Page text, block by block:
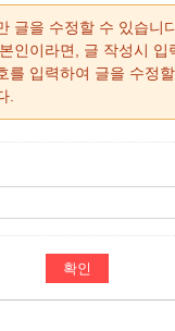
글을 수정할 수 있습니
인이라면, 글 작성시 입
를 입력하여 글을 수정
.